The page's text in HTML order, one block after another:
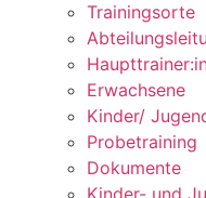
Trainingsorte
Erwachsene
Kinder/
Probetraining
Dokumente
Kinder- und